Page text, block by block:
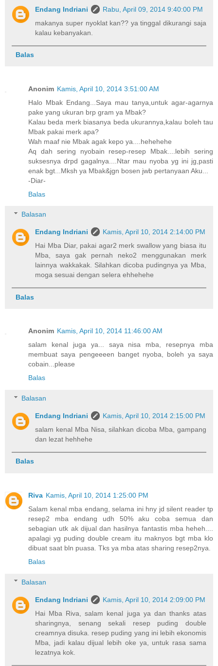
Endang Indriani
Rabu, April 09, 2014 9:40:00 PM
makanya super nyoklat kan?? ya tinggal dikurangi saja
kalau kebanyakan.
Balas
Anonim Kamis, April 10, 2014 3:51:00 AM
Halo Mbak Endang...Saya mau tanya,untuk agar-agarnya
pake yang ukuran brp gram ya Mbak?
Kalau beda merk biasanya beda ukurannya,kalau boleh tau
Mbak pakai merk apa?
Wah maaf nie Mbak agak kepo ya....hehehehe
Aq dah sering nyobain resep-resep Mbak....lebih sering
suksesnya drpd gagalnya....Ntar mau nyoba yg ini jg,pasti
enak bgt...Mksh ya Mbak&jgn bosen jwb pertanyaan Aku...
-Diar-
Balas
Balasan
Endang Indriani
Kamis, April 10, 2014 2:14:00 PM
Hai Mba Diar, pakai agar2 merk swallow yang biasa itu
Mba, saya gak pernah neko2 menggunakan merk
lainnya wakkakak. Silahkan dicoba pudingnya ya Mba,
moga sesuai dengan selera ehhehehe
Balas
Anonim Kamis, April 10, 2014 11:46:00 AM
salam kenal juga ya... saya nisa mba, resepnya mba
membuat saya pengeeeen banget nyoba, boleh ya saya
cobain...please
Balas
Balasan
Endang Indriani
Kamis, April 10, 2014 2:15:00 PM
salam kenal Mba Nisa, silahkan dicoba Mba, gampang
dan lezat hehhehe
Balas
Riva Kamis, April 10, 2014 1:25:00 PM
Salam kenal mba endang, selama ini hny jd silent reader tp
resep2 mba endang udh 50% aku coba semua dan
sebagian utk ak dijual dan hasilnya fantastis mba heheh....
apalagi yg puding double cream itu maknyos bgt mba klo
dibuat saat bln puasa. Tks ya mba atas sharing resep2nya.
Balas
Balasan
Endang Indriani
Kamis, April 10, 2014 2:09:00 PM
Hai Mba Riva, salam kenal juga ya dan thanks atas
sharingnya, senang sekali resep puding double
creamnya disuka. resep puding yang ini lebih ekonomis
Mba, jadi kalau dijual lebih oke ya, untuk rasa sama
lezatnya kok.